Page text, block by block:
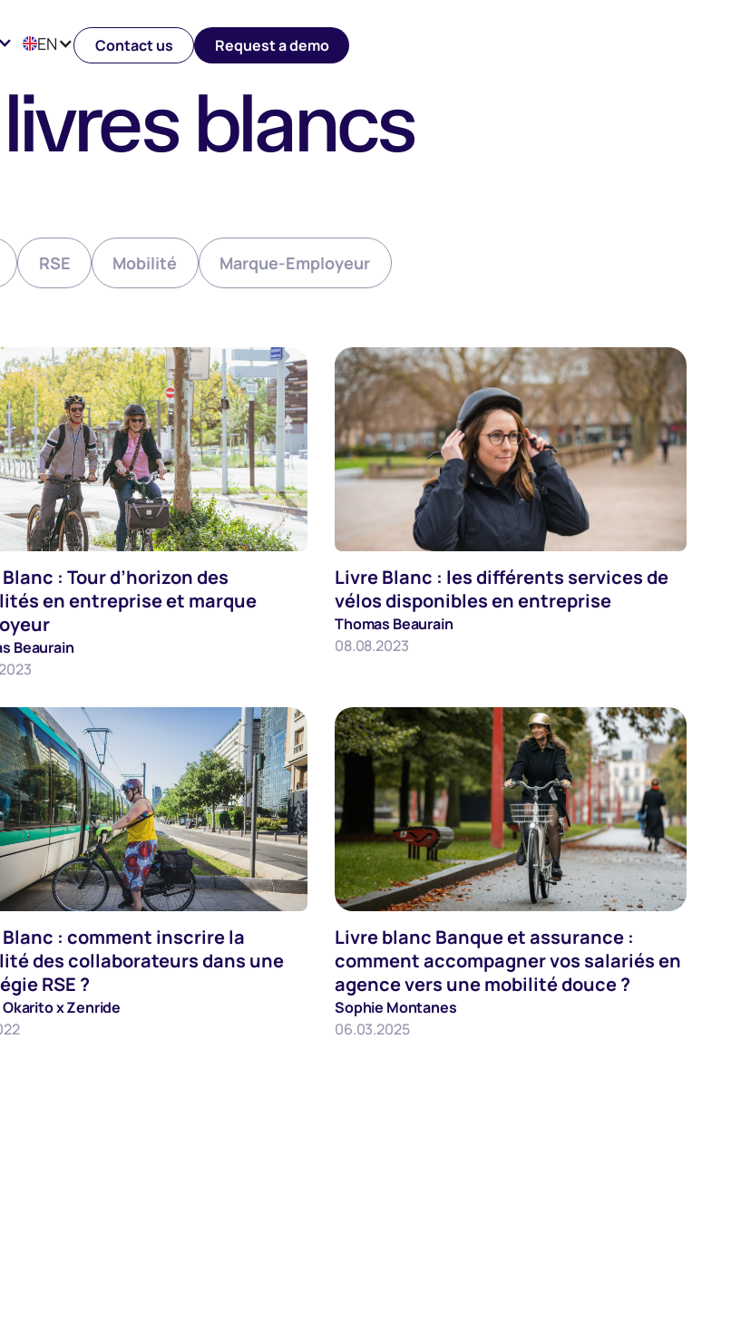
EN Contact us Request a demo
blancs
RSE Mobilité Marque-Employeur
: Tour d’horizon des
en entreprise et marque
Beaurain
Mobilite
Livre Blanc : les différents services de
vélos disponibles en entreprise
Thomas Beaurain
08.08.2023
: comment inscrire la
des collaborateurs dans une
RSE ?
Okarito x Zenride
Mobilite
Livre blanc Banque et assurance :
comment accompagner vos salariés en
agence vers une mobilité douce ?
Sophie Montanes
06.03.2025